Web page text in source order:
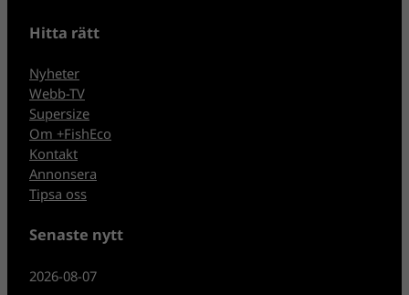
Hitta rätt
Nyheter
Webb-TV
Supersize
Om +FishEco
Kontakt
Annonsera
Tipsa oss
Senaste nytt
2026-08-07